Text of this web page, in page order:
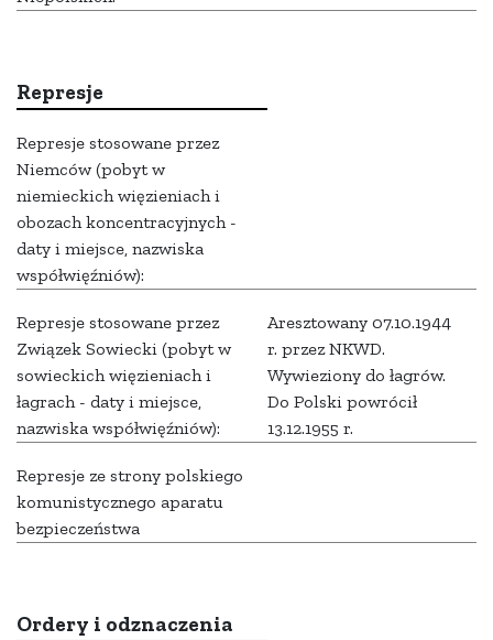
Represje
Represje stosowane przez
Niemców (pobyt w
niemieckich więzieniach i
obozach koncentracyjnych -
daty i miejsce, nazwiska
współwięźniów):
Represje stosowane przez
Związek Sowiecki (pobyt w
sowieckich więzieniach i
łagrach - daty i miejsce,
nazwiska współwięźniów):
Aresztowany 07.10.1944
r. przez NKWD.
Wywieziony do łagrów.
Do Polski powrócił
13.12.1955 r.
Represje ze strony polskiego
komunistycznego aparatu
bezpieczeństwa
Ordery i odznaczenia